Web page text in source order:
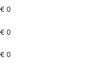
€ 0
€ 0
€ 0